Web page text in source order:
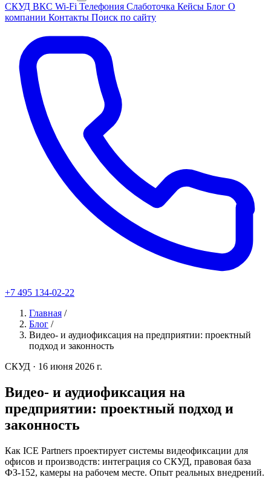
СКУД ВКС Wi-Fi Телефония Слаботочка Кейсы Блог О
компании Контакты Поиск по сайту
+7 495 134-02-22
Главная /
Блог /
Видео- и аудиофиксация на предприятии: проектный
подход и законность
СКУД · 16 июня 2026 г.
Видео- и аудиофиксация на
предприятии: проектный подход и
законность
Как ICE Partners проектирует системы видеофиксации для
офисов и производств: интеграция со СКУД, правовая база
ФЗ-152, камеры на рабочем месте. Опыт реальных внедрений.